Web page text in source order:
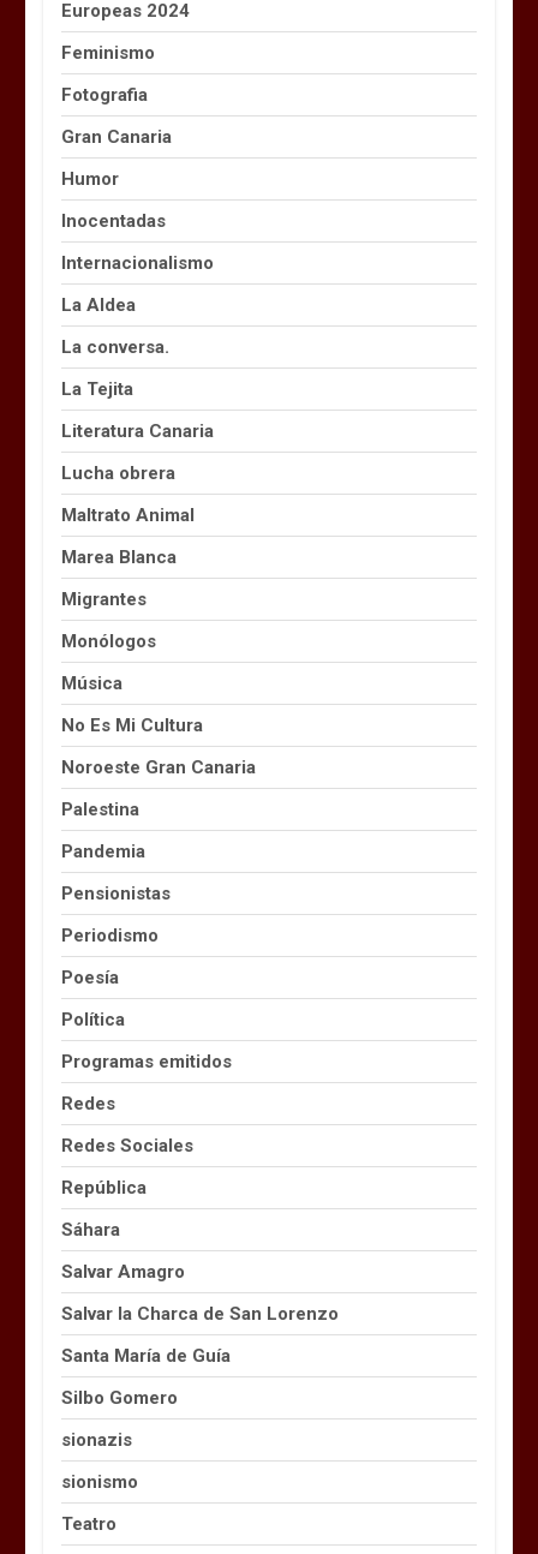
Europeas 2024
Feminismo
Fotografia
Gran Canaria
Humor
Inocentadas
Internacionalismo
La Aldea
La conversa.
La Tejita
Literatura Canaria
Lucha obrera
Maltrato Animal
Marea Blanca
Migrantes
Monólogos
Música
No Es Mi Cultura
Noroeste Gran Canaria
Palestina
Pandemia
Pensionistas
Periodismo
Poesía
Política
Programas emitidos
Redes
Redes Sociales
República
Sáhara
Salvar Amagro
Salvar la Charca de San Lorenzo
Santa María de Guía
Silbo Gomero
sionazis
sionismo
Teatro